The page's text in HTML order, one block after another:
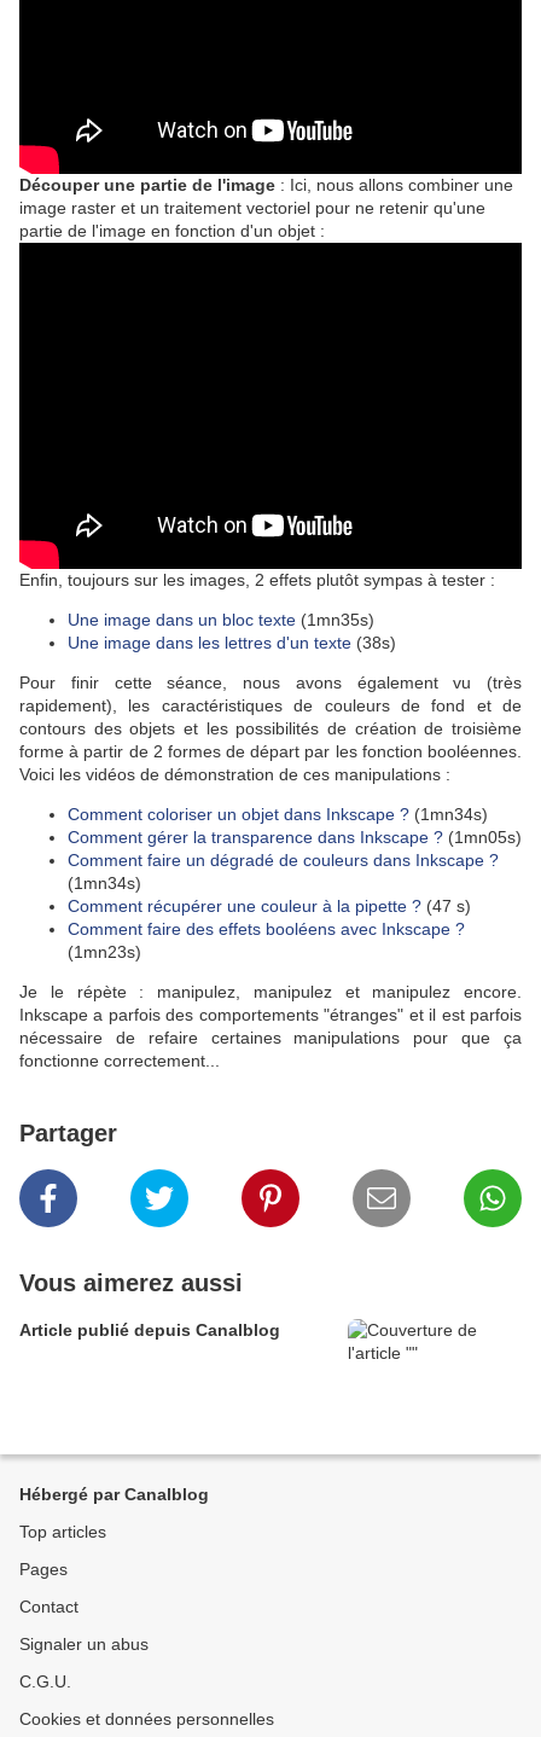
Découper une partie de l'image : Ici, nous allons combiner une
image raster et un traitement vectoriel pour ne retenir qu'une
partie de l'image en fonction d'un objet :
Enfin, toujours sur les images, 2 effets plutôt sympas à tester :
Une image dans un bloc texte (1mn35s)
Une image dans les lettres d'un texte (38s)
Pour finir cette séance, nous avons également vu (très
rapidement), les caractéristiques de couleurs de fond et de
contours des objets et les possibilités de création de troisième
forme à partir de 2 formes de départ par les fonction booléennes.
Voici les vidéos de démonstration de ces manipulations :
Comment coloriser un objet dans Inkscape ? (1mn34s)
Comment gérer la transparence dans Inkscape ? (1mn05s)
Comment faire un dégradé de couleurs dans Inkscape ?
(1mn34s)
Comment récupérer une couleur à la pipette ? (47 s)
Comment faire des effets booléens avec Inkscape ?
(1mn23s)
Je le répète : manipulez, manipulez et manipulez encore.
Inkscape a parfois des comportements "étranges" et il est parfois
nécessaire de refaire certaines manipulations pour que ça
fonctionne correctement...
Partager
Vous aimerez aussi
Article publié depuis Canalblog
Hébergé par Canalblog
Top articles
Pages
Contact
Signaler un abus
C.G.U.
Cookies et données personnelles